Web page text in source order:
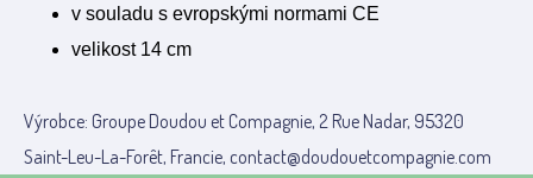
v souladu s evropskými normami CE
velikost 14 cm
Výrobce: Groupe Doudou et Compagnie, 2 Rue Nadar, 95320
Saint-Leu-La-Forêt, Francie, contact@doudouetcompagnie.com